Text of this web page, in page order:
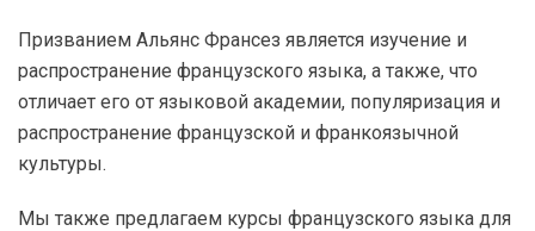
Призванием Альянс Франсез является изучение и
распространение французского языка, а также, что
отличает его от языковой академии, популяризация и
распространение французской и франкоязычной
культуры.
Мы также предлагаем курсы французского языка для